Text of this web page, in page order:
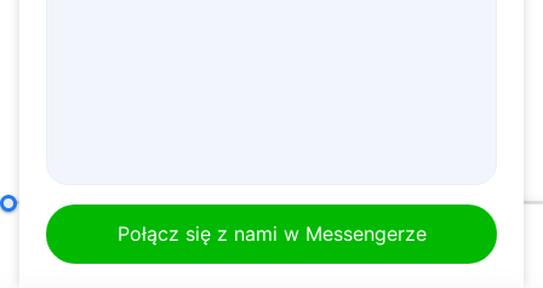
Połącz się z nami w Messengerze
Co to znaczy dążyć do prawdy (9)
Część pierwsza